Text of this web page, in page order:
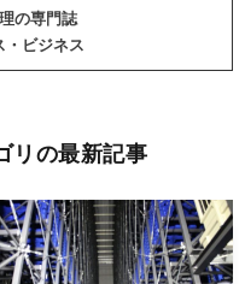
の専門誌
・ビジネス
リの最新記事